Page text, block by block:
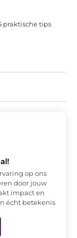
praktische tips
op ons
door jouw
impact en
écht betekenis